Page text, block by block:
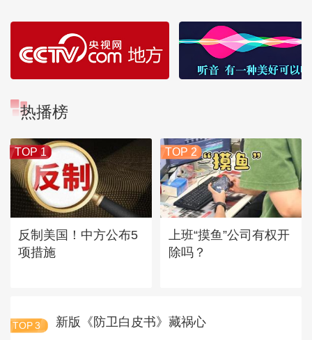
热播榜
TOP 1
反制美国！中方公布5
项措施
TOP 2
上班“摸鱼”公司有权开
除吗？
TOP 3 新版《防卫白皮书》藏祸心